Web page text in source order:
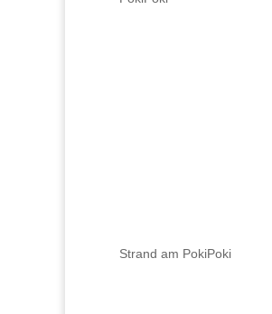
Strand am PokiPoki